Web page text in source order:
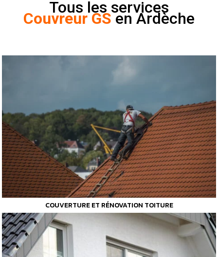
Tous les services
Couvreur GSen Ardèche
COUVERTURE ET RÉNOVATION TOITURE